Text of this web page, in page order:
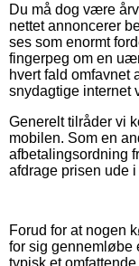
Du må dog være
nettet annoncerer
ses som enormt
fingerpeg om en
hvert fald omfavnet
snydagtige internet
Generelt tilråder vi
mobilen. Som en
afbetalingsordning
afdrage prisen ude i
Forud for at nogen
for sig gennemløbe
typisk et